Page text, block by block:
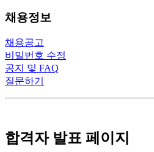
채용정보
채용공고
비밀번호 수정
공지 및 FAQ
질문하기
합격자 발표 페이지